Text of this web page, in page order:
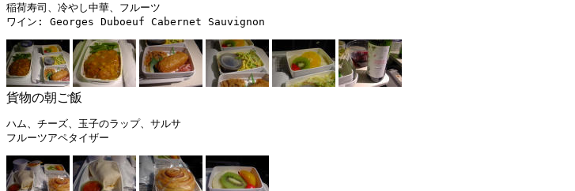
稲荷寿司、冷やし中華、フルーツ
貨物の朝ご飯
ハム、チーズ、玉子のラップ、サルサ